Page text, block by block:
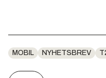
MOBIL NYHETSBREV